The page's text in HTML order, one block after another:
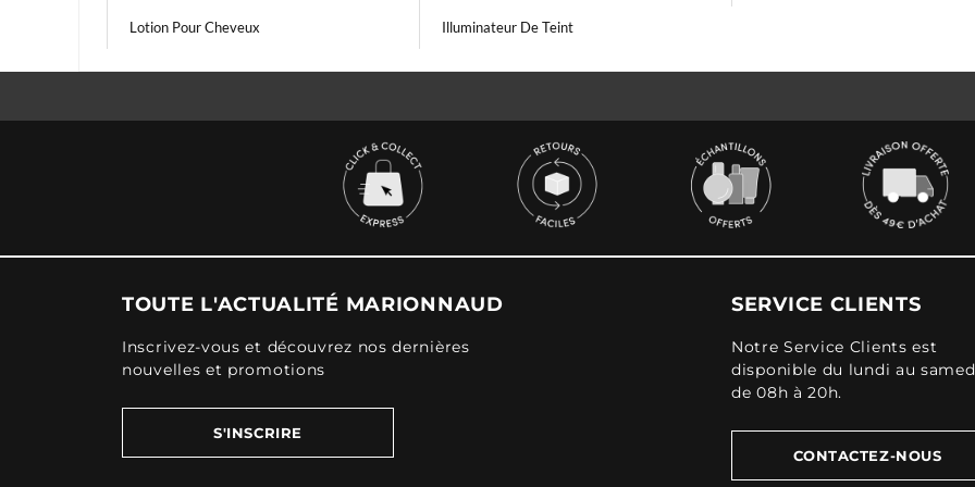
Lotion Pour Cheveux Illuminateur De Teint
TOUTE L'ACTUALITÉ MARIONNAUD
Inscrivez-vous et découvrez nos dernières
nouvelles et promotions
S'INSCRIRE
SERVICE CLIENTS
Notre Service Clients est
disponible du lundi au
de 08h à 20h.
CONTACTEZ-NOUS